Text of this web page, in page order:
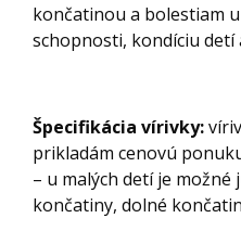
končatinou a bolestiam
schopnosti, kondíciu
Špecifikácia vírivky:
prikladám cenovú
– u malých detí je
končatiny, dolné